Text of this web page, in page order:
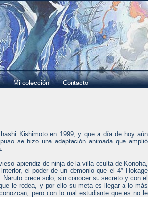
Mi colección Contacto
Kishimoto en 1999, y que a día de hoy aún
se hizo una adaptación animada que amplió
aprendiz de ninja de la villa oculta de Konoha,
el poder de un demonio que el 4º Hokage
crece solo, sin conocer su secreto y con el
le rodea, y por ello su meta es llegar a lo más
pero con lo mal estudiante que es no le